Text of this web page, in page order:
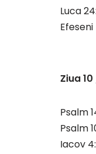
Luca
Efeseni
Ziua 10
Psalm
Psalm
Iacov